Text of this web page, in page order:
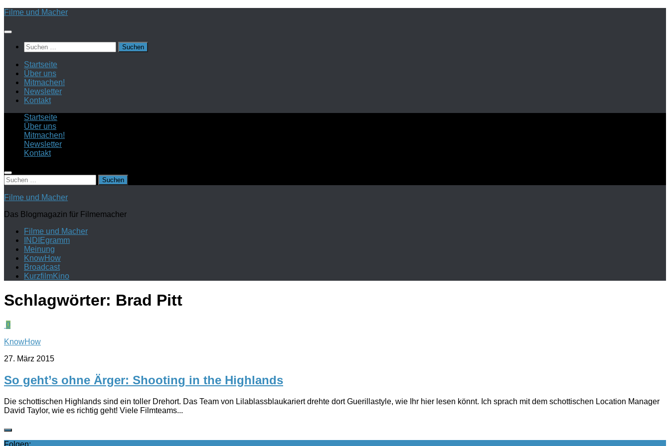
Zum
springen
Filme und Macher
Suchen
nach:
Startseite
Über uns
Mitmachen!
Newsletter
Kontakt
Startseite
Über uns
Mitmachen!
Newsletter
Kontakt
Suchen
nach:
Filme und Macher
Das Blogmagazin für Filmemacher
Filme und Macher
INDIEgramm
Meinung
KnowHow
Broadcast
KurzfilmKino
Schlagwörter: Brad Pitt
0
KnowHow
27. März 2015
So geht’s ohne Ärger: Shooting in the Highlands
Die schottischen Highlands sind ein toller Drehort. Das Team von Lilablassblaukariert drehte dort Guerillastyle, wie Ihr hier lesen könnt. Ich sprach mit dem schottischen Location Manager
David Taylor, wie es richtig geht! Viele Filmteams...
Folgen: